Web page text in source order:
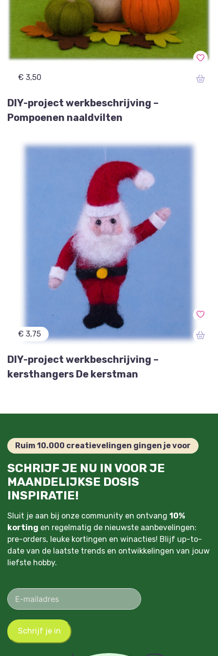
€ 3,50
DIY-project werkbeschrijving –
Pompoenen naaldvilten
€ 3,75
DIY-project werkbeschrijving –
kersthangers De kerstman
Ruim 10.000 creatievelingen gingen je voor
SCHRIJF JE NU IN VOOR JE
MAANDELIJKSE DOSIS
INSPIRATIE!
Sluit je aan bij onze community en ontvang 10%
korting en regelmatig de nieuwste aanbevelingen:
pre-orders, leuke kortingen en winacties! Blijf up-to-
date van de laatste trends en ontwikkelingen van jouw
liefste hobby.
Schrijf je in